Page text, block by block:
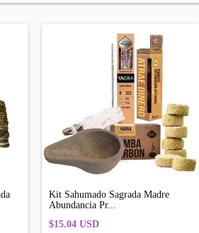
Kit Sahumado Sagrada Madre
Abundancia Pr...
$15.04 USD